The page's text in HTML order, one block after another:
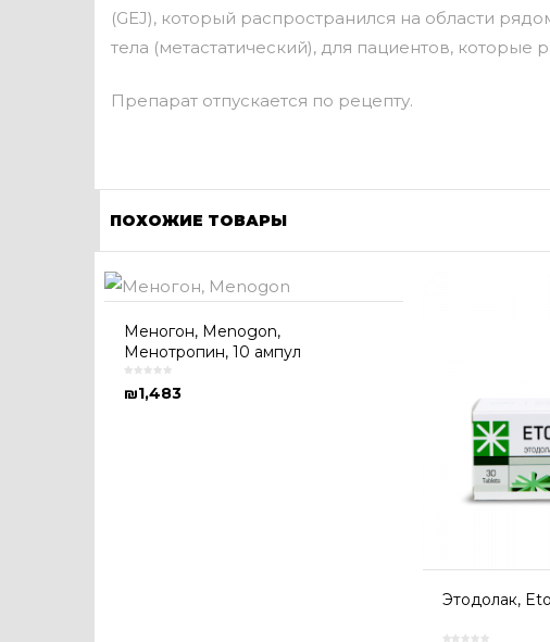
(GEJ), который распространился на области
тела (метастатический), для пациентов, которые
Препарат отпускается по рецепту.
ПОХОЖИЕ ТОВАРЫ
Меногон, Menogon,
Менотропин, 10 ампул
₪1,483
Этодолак,